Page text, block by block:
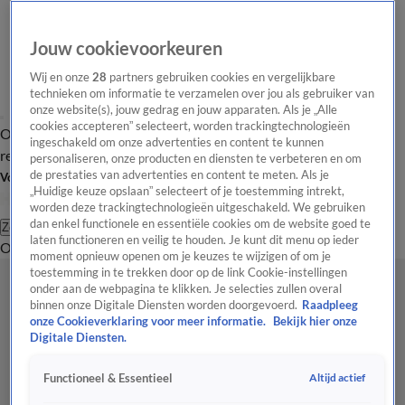
Overzicht Laatste nieuws Regionieuws Het beste van Hart
Tip de
redactie
Volg Hart van Nederland
Zoeken
OverzichtRegioUitzendingenWeerTip de redactiePanelVideo's
Jouw cookievoorkeuren
Wij en onze28 partners gebruiken cookies en vergelijkbare
technieken om informatie te verzamelen over jou als gebruiker van
onze website(s), jouw gedrag en jouw apparaten. Als je „Alle
cookies accepteren” selecteert, worden trackingtechnologieën
ingeschakeld om onze advertenties en content te kunnen
personaliseren, onze producten en diensten te verbeteren en om
de prestaties van advertenties en content te meten. Als je
„Huidige keuze opslaan” selecteert of je toestemming intrekt,
worden deze trackingtechnologieën uitgeschakeld. We gebruiken
dan enkel functionele en essentiële cookies om de website goed te
laten functioneren en veilig te houden. Je kunt dit menu op ieder
moment opnieuw openen om je keuzes te wijzigen of om je
toestemming in te trekken door op de link Cookie-instellingen
onder aan de webpagina te klikken. Je selecties zullen overal
binnen onze Digitale Diensten worden doorgevoerd. Raadpleeg
onze Cookieverklaring voor meer informatie.
Bekijk hier onze
Digitale Diensten.
Functioneel & Essentieel Altijd actief